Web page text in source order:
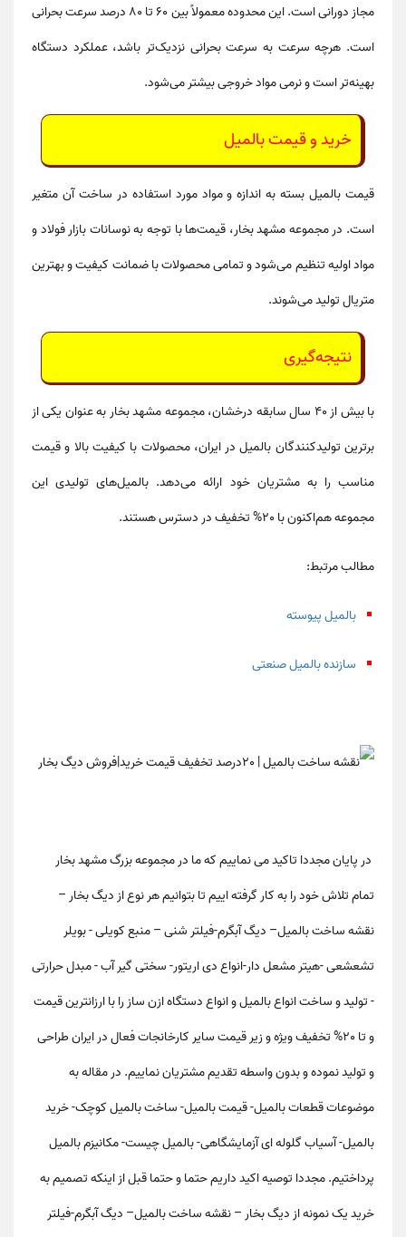
مجاز دورانی
است. این محدوده معمولاً بین 60 تا 80 درصد سرعت بحرانی
است. هرچه سرعت به سرعت بحرانی نزدیک‌تر باشد، عملکرد دستگاه
بهینه‌تر است و نرمی مواد خروجی بیشتر می‌شود.
خرید و قیمتبالمیل
قیمت بالمیلبسته به اندازه و مواد مورد استفاده در ساخت آن متغیر
است. در مجموعه مشهد بخار، قیمت‌ها با توجه به نوسانات بازار فولاد و
مواد اولیه تنظیم می‌شود و تمامی محصولات با ضمانت کیفیت و بهترین
متریال تولید می‌شوند.
نتیجه‌گیری
با بیش از 40 سال سابقه درخشان، مجموعه مشهد بخار به عنوان یکی از
برترین تولیدکنندگان بالمیلدر ایران، محصولات با کیفیت بالا و قیمت
مناسب را به مشتریان خود ارائه می‌دهد. بالمیل‌هایتولیدی این
مجموعه هم‌اکنون با20% تخفیف در دسترس هستند.
مطالب مرتبط:
بالمیل پیوسته
سازنده بالمیل صنعتی
در پایان مجددا تاکید می نماییم که ما در مجموعه بزرگ مشهد بخار
تمام تلاش خود را به کار گرفته اییم تا بتوانیم هر نوع از دیگ بخار –
نقشه ساخت بالمیل– دیگ آبگرم-فیلتر شنی – منبع کویلی - بویلر
تشعشعی -هیتر مشعل دار-انواع دی اریتور- سختی گیر آب - مبدل حرارتی
- تولید و ساخت انواع بالمیل و انواع دستگاه ازن ساز را با ارزانترین قیمت
و تا 20% تخفیف ویژه و زیر قیمت سایر کارخانجات فعال در ایران طراحی
و تولید نموده و بدون واسطه تقدیم مشتریان نماییم. در مقاله به
موضوعاتقطعات بالمیل- قیمت بالمیل- ساخت بالمیل کوچک- خرید
بالمیل- آسیاب گلوله ای آزمایشگاهی- بالمیل چیست- مکانیزم بالمیل
پرداختیم. مجددا توصیه اکید داریم حتما و حتما قبل از اینکه تصمیم به
خرید یک نمونه از دیگ بخار – نقشه ساخت بالمیل– دیگ آبگرم-فیلتر